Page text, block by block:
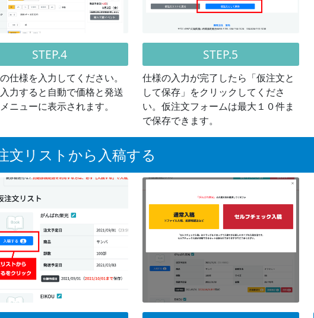
STEP.4
仕様を入力してください。
力すると自動で価格と発送
ニューに表示されます。
STEP.5
仕様の入力が完了したら「仮注文と
して保存」をクリックしてくださ
い。仮注文フォームは最大１０件ま
で保存できます。
文リストから入稿する